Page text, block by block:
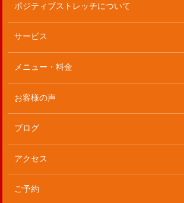
ポジティブストレッチについて
サービス
メニュー・料金
お客様の声
ブログ
アクセス
ご予約